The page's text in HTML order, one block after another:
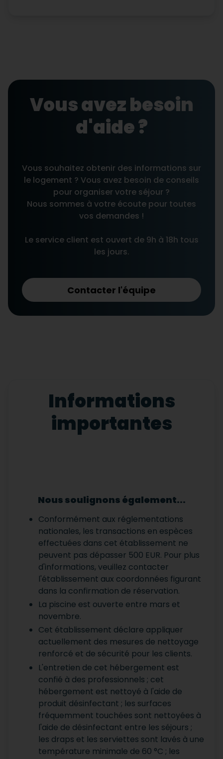
Vous avez besoin
d'aide ?
Vous souhaitez obtenir des informations sur
le logement ? Vous avez besoin de conseils
pour organiser votre séjour ?
Nous sommes à votre écoute pour toutes
vos demandes !
Le service client est ouvert de 9h à 18h tous
les jours.
Contacter l'équipe
Informations
importantes
Nous soulignons également...
Conformément aux réglementations
nationales, les transactions en espèces
effectuées dans cet établissement ne
peuvent pas dépasser 500 EUR. Pour plus
d'informations, veuillez contacter
l'établissement aux coordonnées figurant
dans la confirmation de réservation.
La piscine est ouverte entre mars et
novembre.
Cet établissement déclare appliquer
actuellement des mesures de nettoyage
renforcé et de sécurité pour les clients.
L'entretien de cet hébergement est
confié à des professionnels ; cet
hébergement est nettoyé à l'aide de
produit désinfectant ; les surfaces
fréquemment touchées sont nettoyées à
l'aide de désinfectant entre les séjours ;
les draps et les serviettes sont lavés à une
température minimale de 60 °C ; les